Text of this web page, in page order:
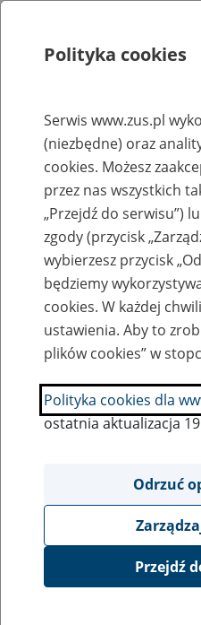
Rejestry, ewidencje i archiwa
Baza
Nazwa zakładu pracy:
SZUKAJ
Ukryj wszystkie
Polityka cookies
Serwis www.zus.pl
(niezbędne) oraz
cookies. Możesz
przez nas wszystkich
„Przejdź do serwisu”)
zgody (przycisk
wybierzesz przycisk
będziemy
cookies. W każdej
ustawienia. Aby to
plików cookies” w
Polityka cookies dla
ostatnia aktualizacja
Odrzuć
Przejdź